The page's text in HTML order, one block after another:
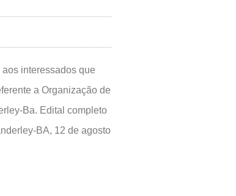
interessados que
a Organização de
Ba. Edital completo
BA, 12 de agosto